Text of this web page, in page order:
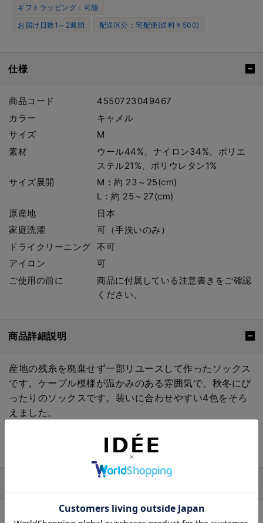
ギフトラッピング：可能
お届け日数1～2週間
配送区分：宅配便(送料￥500)
仕様
商品コード
4550723049467
カラー
キャメル
サイズ
M
素材
ウール44%、ナイロン34%、ポリエ
ステル21%、ポリウレタン1%
サイズ展開
M：約 23～25(cm)
L：約 25～27(cm)
原産地
日本
家庭洗濯
可（手洗いのみ）
ドライクリーニング
不可
アイロン
可
ご使用の前に
商品に付属している注意書きをご確認
ください。
商品詳細説明
産地の残糸を廃棄せず一部リユースして作ったソックス
です。ケーブル模様が温かみのある雰囲気で、秋冬にぴ
ったりのソックスです。装いに合わせやすい4色をそろ
えました。
す。ちょっとした贈り物にもおすすめです。